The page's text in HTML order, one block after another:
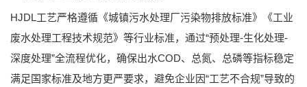
HJDL工艺严格遵循《城镇污水处理厂污染物排放标准》《工业
废水处理工程技术规范》等行业标准，通过“预处理-生化处理-
深度处理”全流程优化，确保出水COD、总氮、总磷等指标稳定
满足国家标准及地方更严要求，避免企业因“工艺不合规”导致的